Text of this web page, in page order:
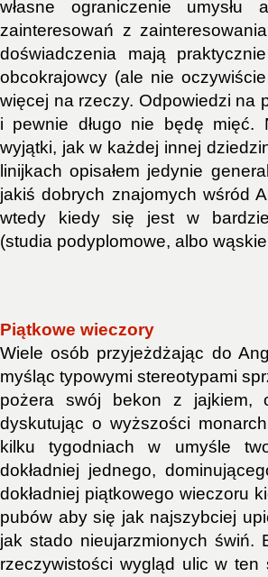
własne ograniczenie umysłu
zainteresowań z
doświadczenia mają
obcokrajowcy (ale nie
więcej na rzeczy. Odpowiedzi na
i pewnie długo nie będę mięć.
wyjątki, jak w każdej innej
linijkach opisałem jedynie
jakiś dobrych znajomych wśród
wtedy kiedy się jest w
(studia podyplomowe, albo
Piątkowe wieczory
Wiele osób przyjeżdżając do
myśląc typowymi stereotypami
pożera swój bekon z jajkiem,
dyskutując o wyższości
kilku tygodniach w umyśle
dokładniej jednego,
dokładniej piątkowego wieczoru
pubów aby się jak najszybciej
jak stado nieujarzmionych świń.
rzeczywistości wygląd ulic w